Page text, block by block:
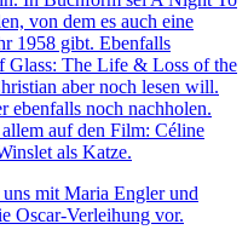
von dem es auch eine
1958 gibt. Ebenfalls
Glass: The Life & Loss of the
aber noch lesen will.
noch nachholen.
auf den Film: Céline
als Katze.
mit Maria Engler und
Oscar-Verleihung vor.